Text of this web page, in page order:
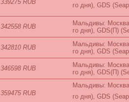
339275 RUB
го дня), GDS
342558 RUB
Мальдивы:
го дня), GDS(П)
342810 RUB
Мальдивы:
го дня), GDS
346598 RUB
Мальдивы:
го дня), GDS(П)
359475 RUB
Мальдивы:
го дня), GDS